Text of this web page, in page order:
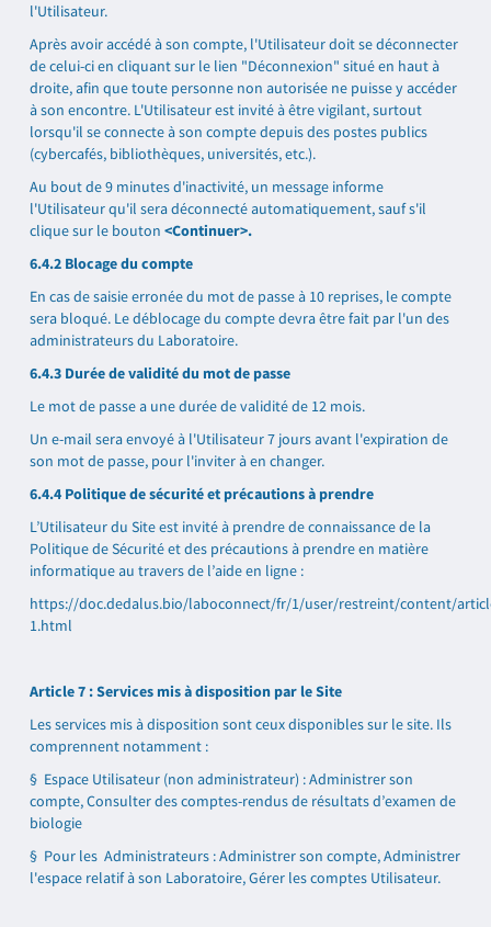
l'Utilisateur.
Après avoir accédé à son compte, l'Utilisateur doit se déconnecter
de celui-ci en cliquant sur le lien "Déconnexion" situé en haut à
droite, afin que toute personne non autorisée ne puisse y accéder
à son encontre. L'Utilisateur est invité à être vigilant, surtout
lorsqu'il se connecte à son compte depuis des postes publics
(cybercafés, bibliothèques, universités, etc.).
Au bout de 9 minutes d'inactivité, un message informe
l'Utilisateur qu'il sera déconnecté automatiquement, sauf s'il
clique sur le bouton <Continuer>.
6.4.2 Blocage du compte
En cas de saisie erronée du mot de passe à 10 reprises, le compte
sera bloqué. Le déblocage du compte devra être fait par l'un des
administrateurs du Laboratoire.
6.4.3 Durée de validité du mot de passe
Le mot de passe a une durée de validité de 12 mois.
Un e-mail sera envoyé à l'Utilisateur 7 jours avant l'expiration de
son mot de passe, pour l'inviter à en changer.
6.4.4 Politique de sécurité et précautions à prendre
L’Utilisateur du Site est invité à prendre de connaissance de la
Politique de Sécurité et des précautions à prendre en matière
informatique au travers de l’aide en ligne :
https://doc.dedalus.bio/laboconnect/fr/1/user/restreint/content/
1.html
Article 7 : Services mis à disposition par le Site
Les services mis à disposition sont ceux disponibles sur le site. Ils
comprennent notamment :
§ Espace Utilisateur (non administrateur) : Administrer son
compte, Consulter des comptes-rendus de résultats d’examen de
biologie
§ Pour les Administrateurs : Administrer son compte, Administrer
l'espace relatif à son Laboratoire, Gérer les comptes Utilisateur.